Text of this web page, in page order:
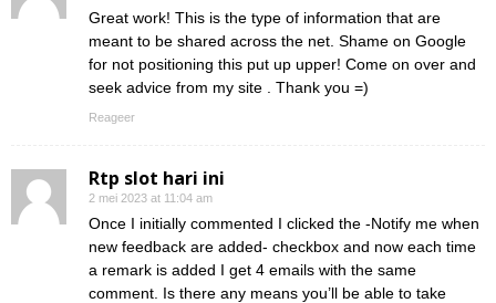
Great work! This is the type of information that are
meant to be shared across the net. Shame on Google
for not positioning this put up upper! Come on over and
seek advice from my site . Thank you =)
Reageer
Rtp slot hari ini
2 mei 2023 at 11:04 am
Once I initially commented I clicked the -Notify me when
new feedback are added- checkbox and now each time
a remark is added I get 4 emails with the same
comment. Is there any means you’ll be able to take